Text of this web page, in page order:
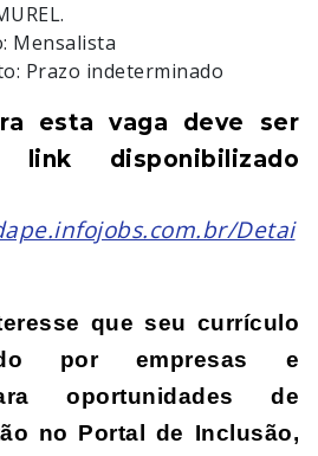
Mensalista
Prazo indeterminado
esta vaga deve ser
disponibilizado
Detai
que seu currículo
por empresas e
oportunidades de
no Portal de Inclusão,